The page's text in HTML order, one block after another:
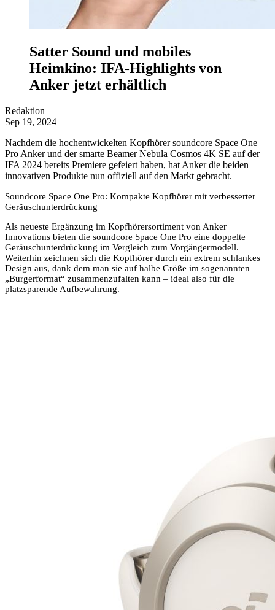
Satter Sound und mobiles
Heimkino: IFA-Highlights von
Anker jetzt erhältlich
Redaktion
Sep 19, 2024
Nachdem die hochentwickelten Kopfhörer soundcore Space One
Pro Anker und der smarte Beamer Nebula Cosmos 4K SE auf der
IFA 2024 bereits Premiere gefeiert haben, hat Anker die beiden
innovativen Produkte nun offiziell auf den Markt gebracht.
Soundcore Space One Pro: Kompakte Kopfhörer mit verbesserter
Geräuschunterdrückung
Als neueste Ergänzung im Kopfhörersortiment von Anker
Innovations bieten die soundcore Space One Pro eine doppelte
Geräuschunterdrückung im Vergleich zum Vorgängermodell.
Weiterhin zeichnen sich die Kopfhörer durch ein extrem schlankes
Design aus, dank dem man sie auf halbe Größe im sogenannten
„Burgerformat“ zusammenzufalten kann – ideal also für die
platzsparende Aufbewahrung.